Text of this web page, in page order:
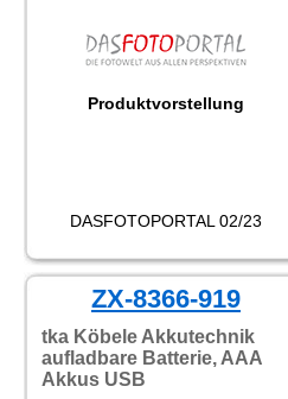
Produktvorstellung
DASFOTOPORTAL 02/23
ZX-8366-919
tka Köbele Akkutechnik
aufladbare Batterie, AAA
Akkus USB